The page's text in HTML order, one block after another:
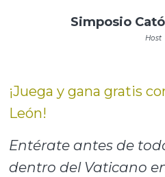
Simposio
Host
¡Juega y gana gratis
León!
Entérate antes de
dentro del Vaticano